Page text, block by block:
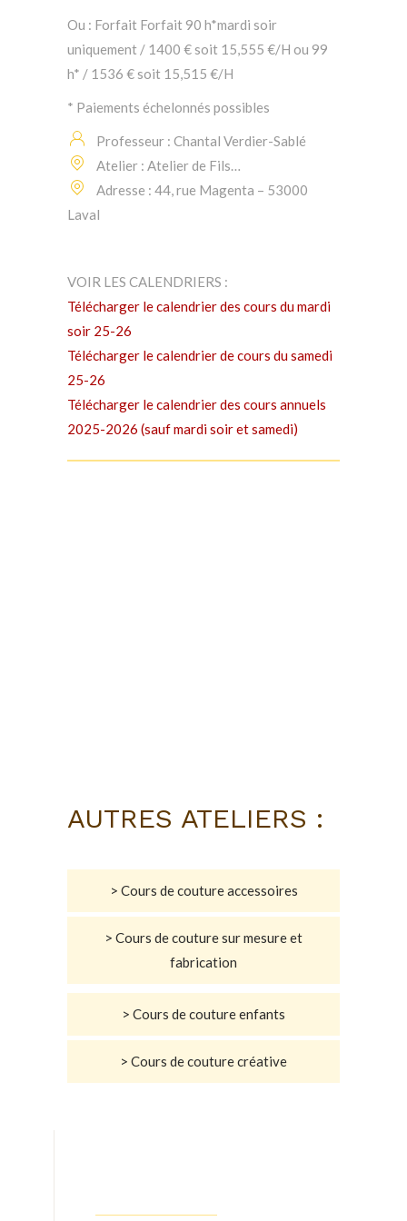
Ou : Forfait Forfait 90 h*mardi soir
uniquement / 1400 € soit 15,555 €/H ou 99
h* / 1536 € soit 15,515 €/H
* Paiements échelonnés possibles
Professeur : Chantal Verdier-Sablé
Atelier : Atelier de Fils…
Adresse : 44, rue Magenta – 53000
Laval
VOIR LES CALENDRIERS :
Télécharger le calendrier des cours du mardi
soir 25-26
Télécharger le calendrier de cours du samedi
25-26
Télécharger le calendrier des cours annuels
2025-2026 (sauf mardi soir et samedi)
AUTRES ATELIERS :
> Cours de couture accessoires
> Cours de couture sur mesure et
fabrication
> Cours de couture enfants
> Cours de couture créative